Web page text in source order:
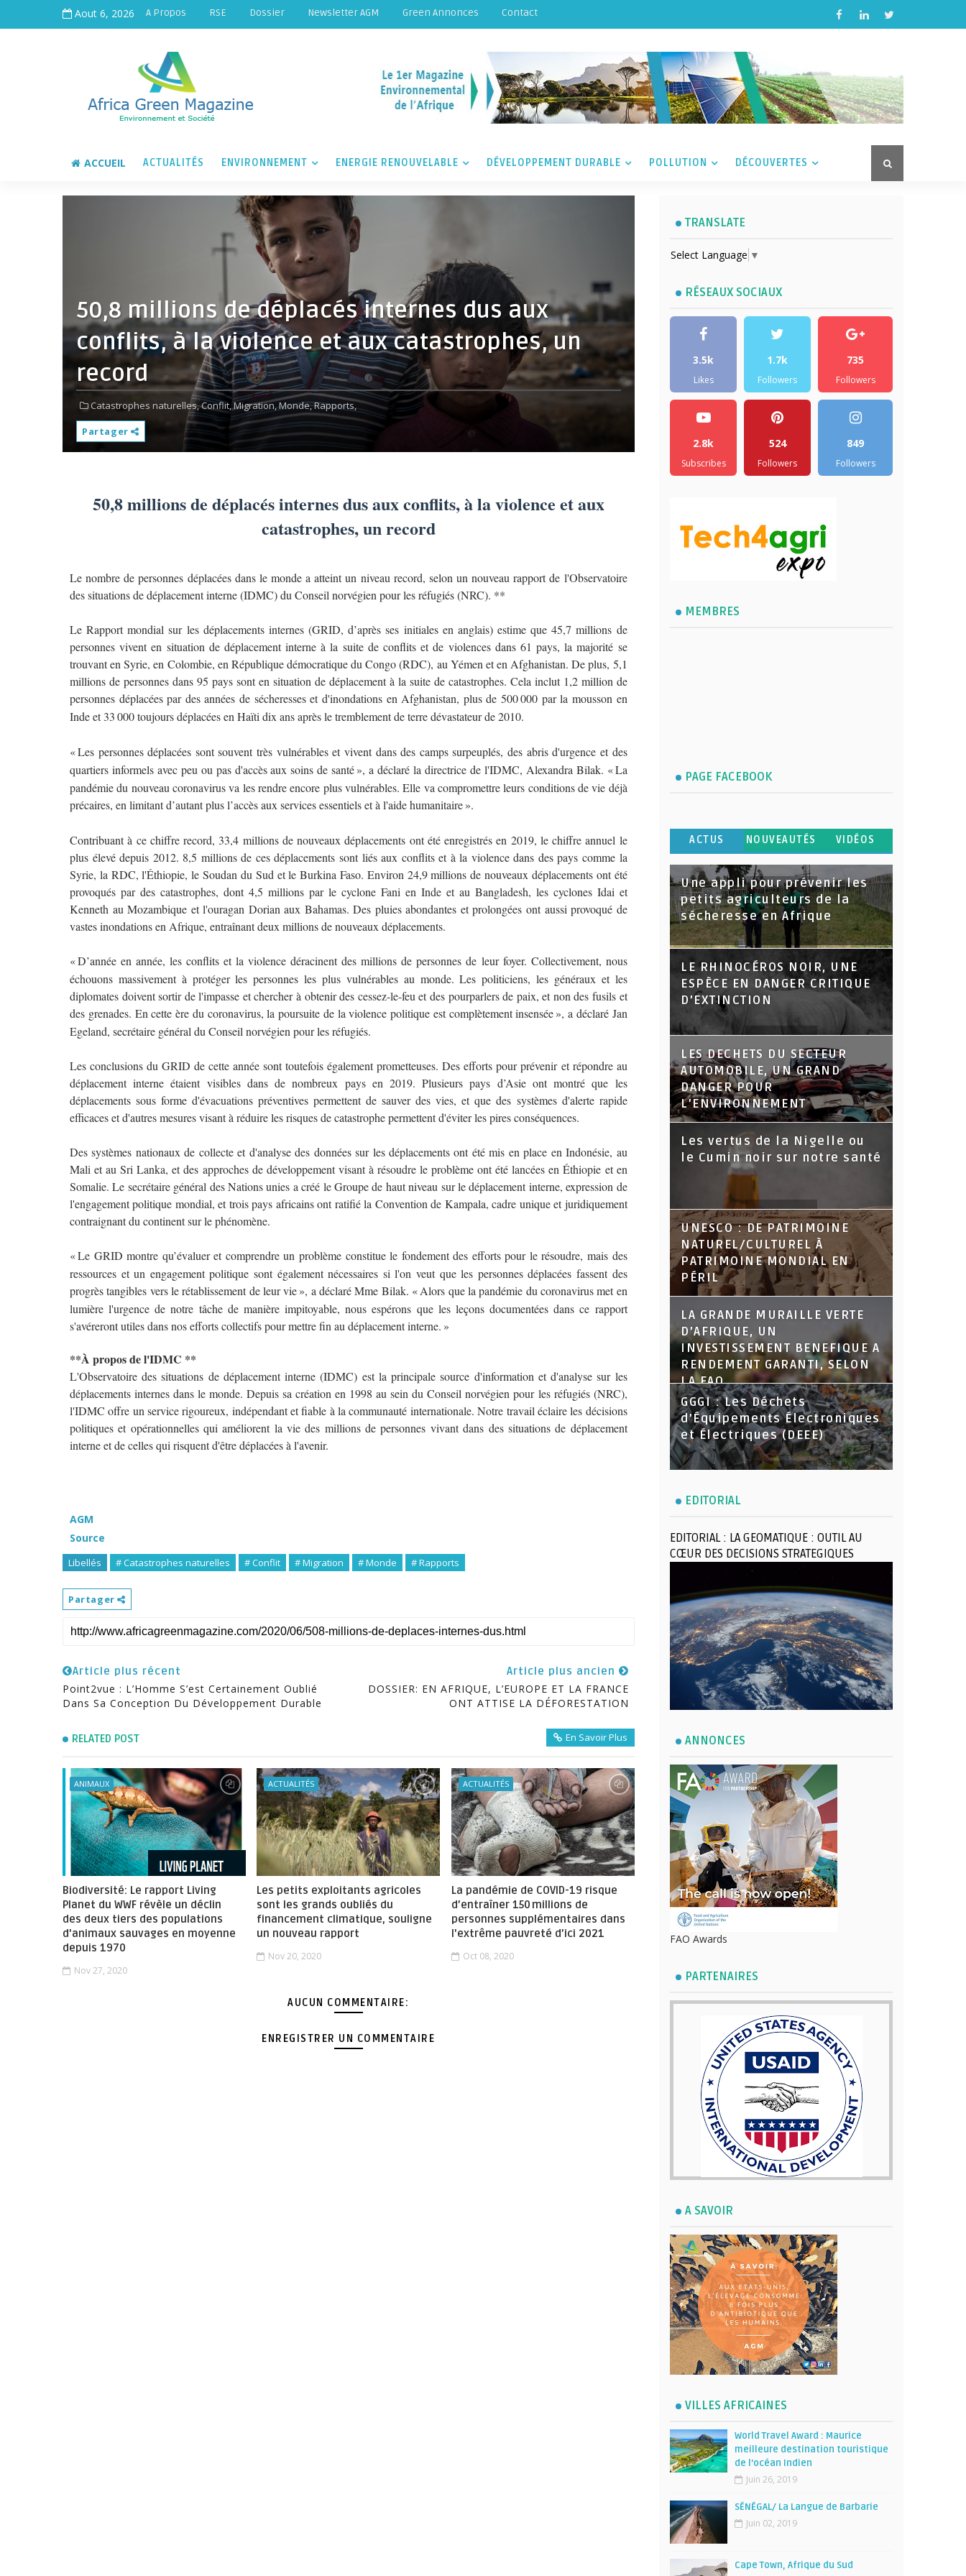
Aout 6, 2026 A Propos RSE Dossier Newsletter AGM Green Annonces Contact
ACCUEIL ACTUALITÉS ENVIRONNEMENT ENERGIE RENOUVELABLE DÉVELOPPEMENT DURABLE POLLUTION DÉCOUVERTES
50,8 millions de déplacés internes dus aux
conflits, à la violence et aux catastrophes, un
record
Catastrophes naturelles,Conflit,Migration,Monde,Rapports,
Partager
50,8 millions de déplacés internes dus aux conflits, à la violence et aux
catastrophes, un record
Le nombre de personnes déplacées dans le monde a atteint un niveau record, selon un nouveau rapport de l'Observatoire
des situations de déplacement interne (IDMC) du Conseil norvégien pour les réfugiés (NRC). **
Le Rapport mondial sur les déplacements internes (GRID, d’après ses initiales en anglais) estime que 45,7 millions de
personnes vivent en situation de déplacement interne à la suite de conflits et de violences dans 61 pays, la majorité se
trouvant en Syrie, en Colombie, en République démocratique du Congo (RDC), au Yémen et en Afghanistan. De plus, 5,1
millions de personnes dans 95 pays sont en situation de déplacement à la suite de catastrophes. Cela inclut 1,2 million de
personnes déplacées par des années de sécheresses et d'inondations en Afghanistan, plus de 500000 par la mousson en
Inde et 33000 toujours déplacées en Haïti dix ans après le tremblement de terre dévastateur de 2010.
«Les personnes déplacées sont souvent très vulnérables et vivent dans des camps surpeuplés, des abris d'urgence et des
quartiers informels avec peu ou pas d'accès aux soins de santé», a déclaré la directrice de l'IDMC, Alexandra Bilak. «La
pandémie du nouveau coronavirus va les rendre encore plus vulnérables. Elle va compromettre leurs conditions de vie déjà
précaires, en limitant d’autant plus l’accès aux services essentiels et à l'aide humanitaire».
Contribuant à ce chiffre record, 33,4 millions de nouveaux déplacements ont été enregistrés en 2019, le chiffre annuel le
plus élevé depuis 2012. 8,5 millions de ces déplacements sont liés aux conflits et à la violence dans des pays comme la
Syrie, la RDC, l'Éthiopie, le Soudan du Sud et le Burkina Faso. Environ 24,9 millions de nouveaux déplacements ont été
provoqués par des catastrophes, dont 4,5 millions par le cyclone Fani en Inde et au Bangladesh, les cyclones Idai et
Kenneth au Mozambique et l'ouragan Dorian aux Bahamas. Des pluies abondantes et prolongées ont aussi provoqué de
vastes inondations en Afrique, entraînant deux millions de nouveaux déplacements.
«D’année en année, les conflits et la violence déracinent des millions de personnes de leur foyer. Collectivement, nous
échouons massivement à protéger les personnes les plus vulnérables au monde. Les politiciens, les généraux et les
diplomates doivent sortir de l'impasse et chercher à obtenir des cessez-le-feu et des pourparlers de paix, et non des fusils et
des grenades. En cette ère du coronavirus, la poursuite de la violence politique est complètement insensée», a déclaréJan
Egeland, secrétaire général du Conseil norvégien pour les réfugiés.
Les conclusions du GRID de cette année sont toutefois également prometteuses. Des efforts pour prévenir et répondre au
déplacement interne étaient visibles dans de nombreux pays en 2019. Plusieurs pays d’Asie ont montré que les
déplacements sous forme d'évacuations préventives permettent de sauver des vies, et que des systèmes d'alerte rapide
efficaces et d'autres mesures visant à réduire les risques de catastrophe permettent d'éviter les pires conséquences.
Des systèmes nationaux de collecte et d'analyse des données sur les déplacements ont été mis en place en Indonésie, au
Mali et au Sri Lanka, et des approches de développement visant à résoudre le problème ont été lancées en Éthiopie et en
Somalie. Le secrétaire général des Nations unies a créé le Groupe de haut niveau sur le déplacement interne, expression de
l'engagement politique mondial, et trois pays africains ont ratifié la Convention de Kampala, cadre unique et juridiquement
contraignant du continent sur le phénomène.
«Le GRID montre qu’évaluer et comprendre un problème constitue le fondement des efforts pour le résoudre, mais des
ressources et un engagement politique sont également nécessaires si l'on veut que les personnes déplacées fassent des
progrès tangibles vers le rétablissement de leur vie», a déclaréMme Bilak. «Alors que la pandémie du coronavirus met en
lumière l'urgence de notre tâche de manière impitoyable, nous espérons que les leçons documentées dans ce rapport
s'avéreront utiles dans nos efforts collectifs pour mettre fin au déplacement interne. »
**À propos de l'IDMC **
L'Observatoire des situations de déplacement interne (IDMC) est la principale source d'information et d'analyse sur les
déplacements internes dans le monde. Depuis sa création en 1998 au sein du Conseil norvégien pour les réfugiés (NRC),
l'IDMC offre un service rigoureux, indépendant et fiable à la communauté internationale. Notre travail éclaire les décisions
politiques et opérationnelles qui améliorent la vie des millions de personnes vivant dans des situations de déplacement
interne et de celles qui risquent d'être déplacées à l'avenir.
AGM
Source
Libellés # Catastrophes naturelles # Conflit # Migration # Monde # Rapports
Partager
Article plus récent
Point2vue : L’Homme S’est Certainement Oublié
Dans Sa Conception Du Développement Durable
Article plus ancien
DOSSIER: EN AFRIQUE, L’EUROPE ET LA FRANCE
ONT ATTISE LA DÉFORESTATION
RELATED POST En Savoir Plus
ANIMAUX
Biodiversité: Le rapport Living
Planet du WWF révèle un déclin
des deux tiers des populations
d'animaux sauvages en moyenne
depuis 1970
Nov 27, 2020
ACTUALITÉS
Les petits exploitants agricoles
sont les grands oubliés du
financement climatique, souligne
un nouveau rapport
Nov 20, 2020
ACTUALITÉS
La pandémie de COVID-19 risque
d’entraîner 150 millions de
personnes supplémentaires dans
l'extrême pauvreté d’ici 2021
Oct 08, 2020
AUCUN COMMENTAIRE:
ENREGISTRER UN COMMENTAIRE
TRANSLATE
Select Language ▼
RÉSEAUX SOCIAUX
3.5k
Likes
1.7k
Followers
735
Followers
2.8k
Subscribes
524
Followers
849
Followers
MEMBRES
PAGE FACEBOOK
ACTUS NOUVEAUTÉS VIDÉOS
Une appli pour prévenir les
petits agriculteurs de la
sécheresse en Afrique
LE RHINOCÉROS NOIR, UNE
ESPÈCE EN DANGER CRITIQUE
D’EXTINCTION
LES DECHETS DU SECTEUR
AUTOMOBILE, UN GRAND
DANGER POUR
L’ENVIRONNEMENT
Les vertus de la Nigelle ou
le Cumin noir sur notre santé
UNESCO : DE PATRIMOINE
NATUREL/CULTUREL À
PATRIMOINE MONDIAL EN
PÉRIL
LA GRANDE MURAILLE VERTE
D’AFRIQUE, UN
INVESTISSEMENT BENEFIQUE A
RENDEMENT GARANTI, SELON
LA FAO
GGGI : Les Déchets
d’Équipements Électroniques
et Électriques (DEEE)
EDITORIAL
EDITORIAL : LA GEOMATIQUE : OUTIL AU
CŒUR DES DECISIONS STRATEGIQUES
ANNONCES
FAO Awards
PARTENAIRES
A SAVOIR
VILLES AFRICAINES
World Travel Award : Maurice
meilleure destination touristique
de l’océan Indien
Juin 26, 2019
SÉNÉGAL/ La Langue de Barbarie
Juin 02, 2019
Cape Town, Afrique du Sud